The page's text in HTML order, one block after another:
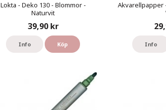
Lokta - Deko 130 - Blommor -
Naturvit
39,90 kr
Info Köp
Akvarellpapper
Info